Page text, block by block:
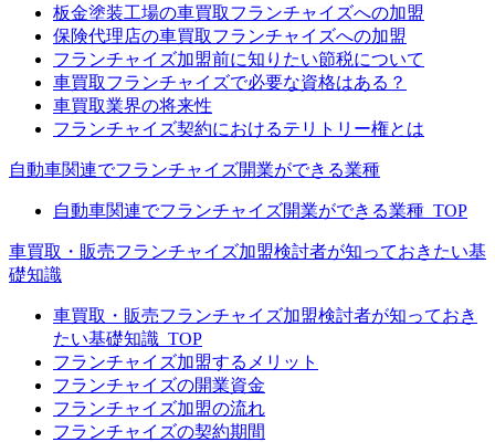
板金塗装工場の車買取フランチャイズへの加盟
保険代理店の車買取フランチャイズへの加盟
フランチャイズ加盟前に知りたい節税について
車買取フランチャイズで必要な資格はある？
車買取業界の将来性
フランチャイズ契約におけるテリトリー権とは
自動車関連でフランチャイズ開業ができる業種
自動車関連でフランチャイズ開業ができる業種_TOP
車買取・販売フランチャイズ加盟検討者が知っておきたい基
礎知識
車買取・販売フランチャイズ加盟検討者が知っておき
たい基礎知識_TOP
フランチャイズ加盟するメリット
フランチャイズの開業資金
フランチャイズ加盟の流れ
フランチャイズの契約期間